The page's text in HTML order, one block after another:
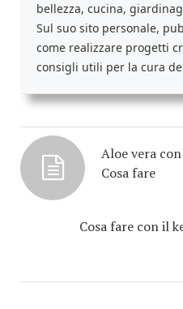
bellezza, cucina,
Sul suo sito personale,
come realizzare progetti
consigli utili per la cura
Aloe vera
Cosa fare
Cosa fare con il